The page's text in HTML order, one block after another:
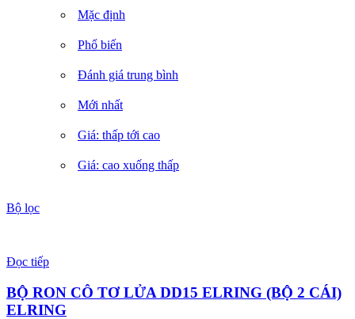
Mặc định
Phổ biến
Đánh giá trung bình
Mới nhất
Giá: thấp tới cao
Giá: cao xuống thấp
Bộ lọc
Đọc tiếp
BỘ RON CÔ TƠ LỬA DD15 ELRING (BỘ 2 CÁI)
ELRING